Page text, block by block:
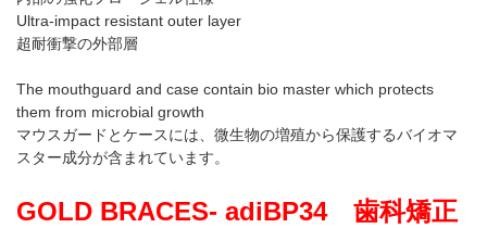
Ultra-impact resistant outer layer
超耐衝撃の外部層
The mouthguard and case contain bio master which protects
them from microbial growth
マウスガードとケースには、微生物の増殖から保護するバイオマ
スター成分が含まれています。
GOLD BRACES- adiBP34 歯科矯正